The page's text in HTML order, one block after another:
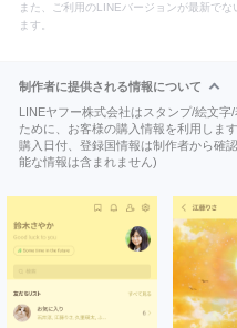
また、ご利用のLINEバージョンが最新で
ます。
制作者に提供される情報について
LINEヤフー株式会社はスタンプ/絵文
ために、お客様の購入情報を利用します
購入日付、登録国情報は制作者から確
能な情報は含まれません)